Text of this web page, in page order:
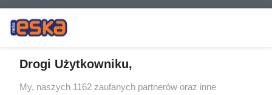
Żaden utwór zamieszczony w serwisie nie może być powielany i
Drogi Użytkowniku,
My, naszych 1162 zaufanych partnerów oraz inne